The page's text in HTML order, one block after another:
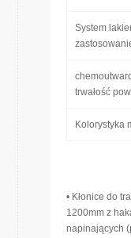
System
trwałość
Kolorystyka
• Kłonice do
1200mm z
napinających